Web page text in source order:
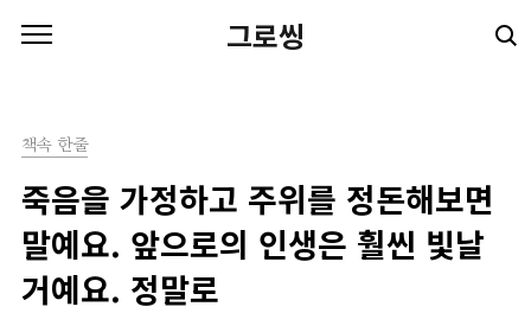
그로씽
책속 한줄
죽음을 가정하고 주위를 정돈해보면
말예요. 앞으로의 인생은 훨씬 빛날
거예요. 정말로